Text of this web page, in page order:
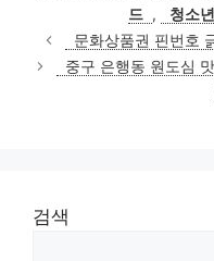
드 , 청소
문화상품권 핀번호
중구 은행동 원도심
검색